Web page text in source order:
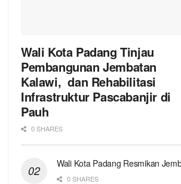
Wali Kota Padang Tinjau
Pembangunan Jembatan
Kalawi, dan Rehabilitasi
Infrastruktur Pascabanjir di
Pauh
0 SHARES
Wali Kota Padang Resmikan
0 SHARES